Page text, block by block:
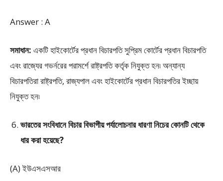
Answer : A
সমাধান: একটি হাইকোর্টের প্রধান বিচারপতি সুপ্রিম কোর্টের প্রধান বিচারপতি
এবং রাজ্যের গভর্নরের পরামর্শে রাষ্ট্রপতি কর্তৃক নিযুক্ত হন৷ অন্যান্য
বিচারপতিরা রাষ্ট্রপতি, রাজ্যপাল এবং হাইকোর্টের প্রধান বিচারপতির ইচ্ছায়
নিযুক্ত হন৷
ভারতের সংবিধানে বিচার বিভাগীয় পর্যালোচনার ধারণা নিচের কোনটি থেকে
ধার করা হয়েছে?
(A) ইউএসএসআর